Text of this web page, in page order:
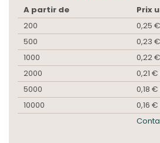
A partir de
Prix
200
0,25
500
0,23
1000
0,22
2000
0,21 €
5000
0,18 €
10000
0,16 €